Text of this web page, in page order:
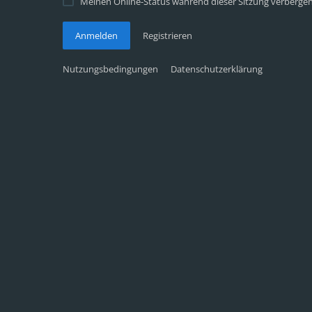
Anmelden Registrieren
Nutzungsbedingungen Datenschutzerklärung